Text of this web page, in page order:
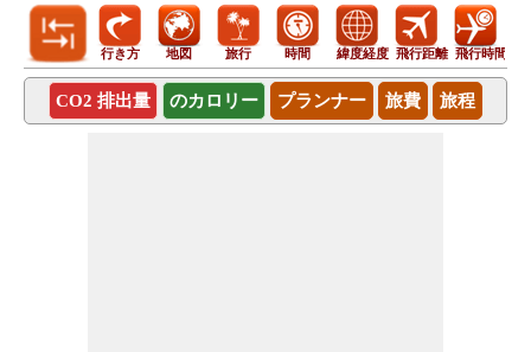
行き方 地図 旅行 時間 緯度経度 飛行距離 飛行時間
CO2 排出量 のカロリー プランナー 旅費 旅程